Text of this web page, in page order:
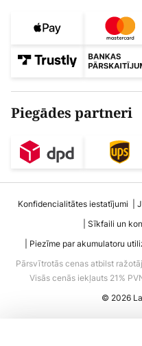
Piegādes partneri
Konfidencialitātes iestatījumi
Sīkfaili un
Piezīme par akumulatoru
Pārsvītrotās cenas atbilst
Visās cenās iekļauts 21%
© 2026